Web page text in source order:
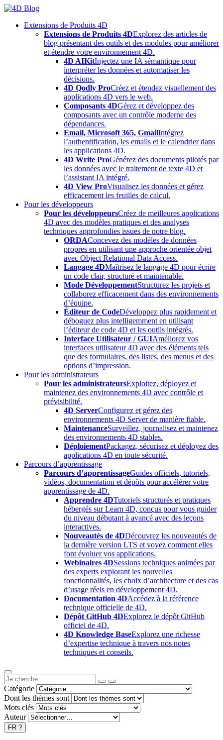
Skip
contentExtensions de Produits 4D
Extensions de Produits 4DExplorez des articles de
blog présentant des outils et des modules pour améliorer
et étendre votre environnement 4D.
4D AIKitInjectez une IA sémantique pour
interpréter les données et automatiser les
décisions.
4D Qodly ProCréez et étendez visuellement des
applications 4D vers le web.
Composants 4DGérez et développez des
composants avec un contrôle moderne des
dépendances.
Email, Microsoft 365, GmailIntégrez
l’authentification, les emails et le calendrier dans
les applications 4D.
4D Write ProGénérez des documents pilotés par
les données avec le traitement de texte 4D et
l’assistant IA intégré.
4D View ProVisualisez les données et gérez
efficacement les feuilles de calcul.
Pour les développeurs
Pour les développeursCréez de meilleures applications
4D avec des modèles pratiques et des analyses
techniques approfondies issues de notre blog.
ORDAConcevez des modèles de données
propres en utilisant une approche orientée objet
avec Object Relational Data Access.
Langage 4DMaîtrisez le langage 4D pour écrire
un code clair, structuré et maintenable.
Mode DéveloppementStructurez les projets et
collaborez efficacement dans des environnements
d’équipe.
Éditeur de CodeDéveloppez plus rapidement et
déboguez plus intelligemment en utilisant
l’éditeur de code 4D et les outils intégrés.
Interface Utilisateur / GUIAméliorez vos
interfaces utilisateur 4D avec des éléments tels
que des formulaires, des listes, des menus et des
options d’impression.
Pour les administrateurs
Pour les administrateursExploitez, déployez et
maintenez des environnements 4D avec contrôle et
prévisibilité.
4D ServerConfigurez et gérez des
environnements 4D Server de manière fiable.
MaintenanceSurveillez, journalisez et maintenez
des environnements 4D stables.
DéploiementPackagez, sécurisez et déployez des
applications 4D en toute sécurité.
Parcours d’apprentissage
Parcours d’apprentissageGuides officiels, tutoriels,
vidéos, documentation et dépôts pour accélérer votre
apprentissage de 4D.
Apprendre 4DTutoriels structurés et pratiques
hébergés sur Learn 4D, conçus pour vous guider
du niveau débutant à avancé avec des leçons
interactives.
Nouveautés de 4DDécouvrez les nouveautés de
la dernière version LTS et voyez comment elles
font évoluer vos applications.
Webinaires 4DSessions techniques animées par
des experts explorant les nouvelles
fonctionnalités, les choix d’architecture et des cas
d’usage réels en développement 4D.
Documentation 4DAccédez à la référence
technique officielle de 4D.
Dépôt GitHub 4DExplorez le dépôt GitHub
officiel de 4D.
4D Knowledge BaseExplorez une richesse
d’expertise technique à travers nos notes
techniques et conseils.
Catégorie
Dont les thèmes sont
Mots clés
Auteur
FR ?